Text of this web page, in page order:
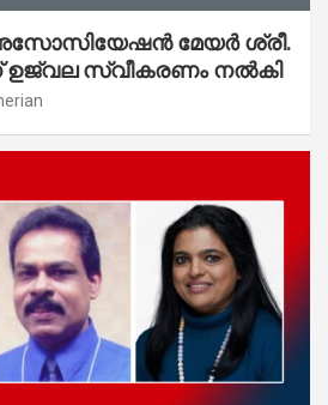
മേയർ ശ്രീ.
വി. വി. രാജേഷിന് ഉജ്വല സ്വീകരണം നൽകി